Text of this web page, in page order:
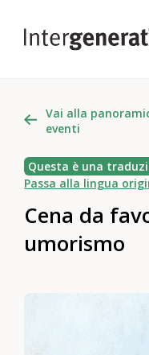
Vai alla
eventi
Questa è una
Passa alla lingua
Cena da
umorismo